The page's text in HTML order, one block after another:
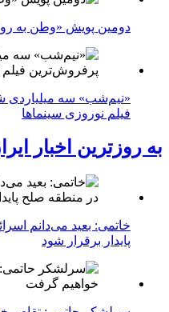
دومین پویش «وطن به
«نیم‌شب» سه میلیاردی
فیلم نوروزی سینماها
به روزترین اخبار
خاتمی: بعید می‌دانم
پایدار برقرار شود